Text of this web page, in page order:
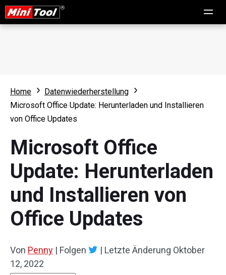
Home
Datenwiederherstellung
Microsoft Office Update: Herunterladen und Installieren
von Office Updates
Microsoft Office
Update: Herunterladen
und Installieren von
Office Updates
Von Penny | Folgen | Letzte Änderung Oktober
12, 2022